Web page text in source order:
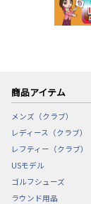
商品アイテム
メンズ（クラブ）
レディース（クラブ）
レフティー（クラブ）
USモデル
ゴルフシューズ
ラウンド用品